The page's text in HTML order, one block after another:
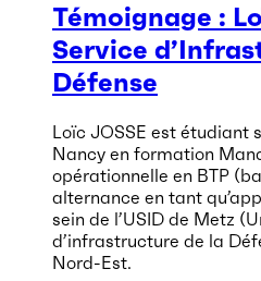
Témoignage :
Service
Défense
Loïc JOSSE est étudiant
Nancy en formation
opérationnelle en BTP
alternance en tant
sein de l’USID de Metz
d’infrastructure de la
Nord-Est.